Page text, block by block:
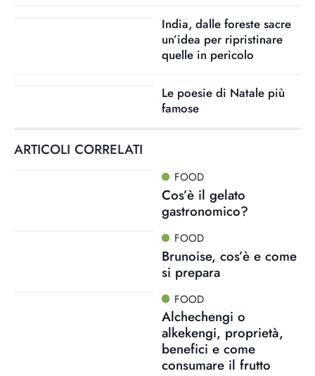
India, dalle foreste sacre
un’idea per ripristinare
quelle in pericolo
Le poesie di Natale più
famose
ARTICOLI CORRELATI
FOOD
Cos’è il gelato
gastronomico?
FOOD
Brunoise, cos’è e come
si prepara
FOOD
Alchechengi o
alkekengi, proprietà,
benefici e come
consumare il frutto